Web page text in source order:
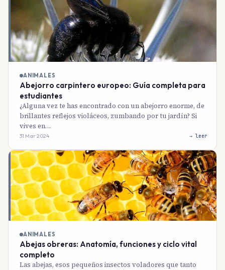
ANIMALES
Abejorro carpintero europeo: Guía completa para
estudiantes
¿Alguna vez te has encontrado con un abejorro enorme, de
brillantes reflejos violáceos, zumbando por tu jardín? Si
vives en…
31 Mar 2024 → leer
ANIMALES
Abejas obreras: Anatomía, funciones y ciclo vital
completo
Las abejas, esos pequeños insectos voladores que tanto